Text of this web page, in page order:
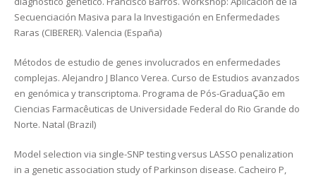
Secuenciación Masiva para la Investigación en Enfermedades
Raras (CIBERER). Valencia (España)
Métodos de estudio de genes involucrados en enfermedades
complejas. Alejandro J Blanco Verea. Curso de Estudios avanzados
en genómica y transcriptoma. Programa de Pós-GraduaÇão em
Ciencias Farmacêuticas de Universidade Federal do Rio Grande do
Norte. Natal (Brazil)
Model selection via single-SNP testing versus LASSO penalization
in a genetic association study of Parkinson disease. Cacheiro P,